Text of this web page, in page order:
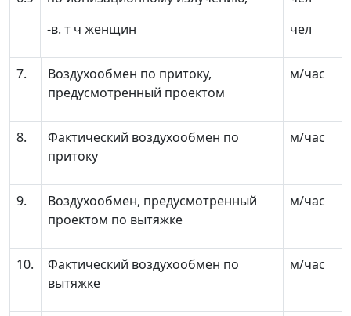
-в. т ч женщин
чел
7.
Воздухообмен по притоку,
предусмотренный проектом
м/час
8.
Фактический воздухообмен по
притоку
м/час
9.
Воздухообмен, предусмотренный
проектом по вытяжке
м/час
10.
Фактический воздухообмен по
вытяжке
м/час